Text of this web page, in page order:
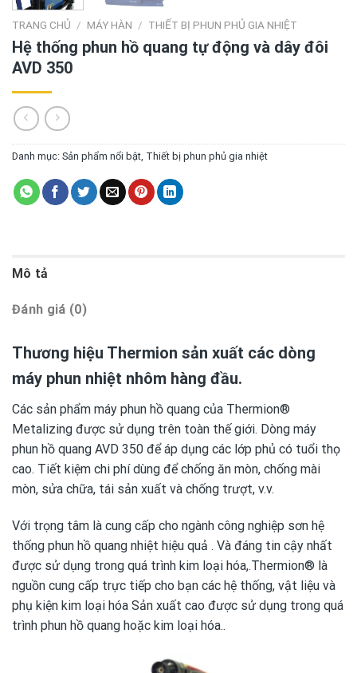
TRANG CHỦ / MÁY HÀN / THIẾT BỊ PHUN PHỦ GIA NHIỆT
Hệ thống phun hồ quang tự động và dây đôi
AVD 350
Danh mục: Sản phẩm nổi bật, Thiết bị phun phủ gia nhiệt
Mô tả
Đánh giá (0)
Thương hiệu Thermion sản xuất các dòng
máy phun nhiệt nhôm hàng đầu.
Các sản phẩm máy phun hồ quang của Thermion®
Metalizing được sử dụng trên toàn thế giới. Dòng máy
phun hồ quang AVD 350 để áp dụng các lớp phủ có tuổi thọ
cao. Tiết kiệm chi phí dùng để chống ăn mòn, chống mài
mòn, sửa chữa, tái sản xuất và chống trượt, v.v.
Với trọng tâm là cung cấp cho ngành công nghiệp sơn hệ
thống phun hồ quang nhiệt hiệu quả . Và đáng tin cậy nhất
được sử dụng trong quá trình kim loại hóa,.Thermion® là
nguồn cung cấp trực tiếp cho bạn các hệ thống, vật liệu và
phụ kiện kim loại hóa Sản xuất cao được sử dụng trong quá
trình phun hồ quang hoặc kim loại hóa..